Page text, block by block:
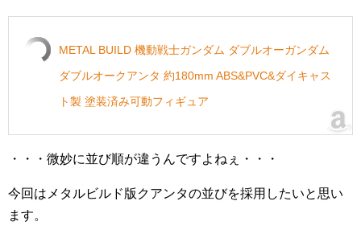
METAL BUILD 機動戦士ガンダム ダブルオーガンダム
ダブルオークアンタ 約180mm ABS&PVC&ダイキャス
ト製 塗装済み可動フィギュア
・・・微妙に並び順が違うんですよねぇ・・・
今回はメタルビルド版クアンタの並びを採用したいと思い
ます。